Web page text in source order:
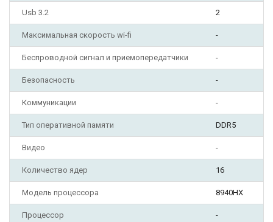
Usb 3.2 2
Максимальная скорость wi-fi -
Беспроводной сигнал и приемопередатчики -
Безопасность -
Коммуникации -
Тип оперативной памяти DDR5
Видео -
Количество ядер 16
Модель процессора 8940HX
Процессор -